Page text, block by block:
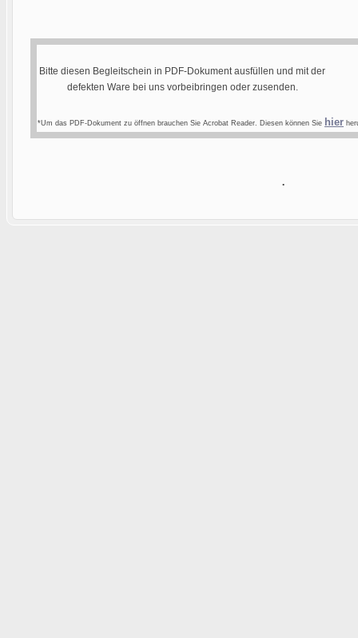
Bitte diesen Begleitschein in PDF-Dokument ausfüllen und mit der
defekten Ware bei uns vorbeibringen oder zusenden.
*Um das PDF-Dokument zu öffnen brauchen Sie Acrobat Reader. Diesen können Sie hier
.